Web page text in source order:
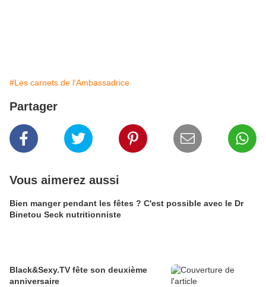
#Les carnets de l'Ambassadrice
Partager
Vous aimerez aussi
Bien manger pendant les fêtes ? C'est possible avec le Dr
Binetou Seck nutritionniste
Black&Sexy.TV fête son deuxième
anniversaire